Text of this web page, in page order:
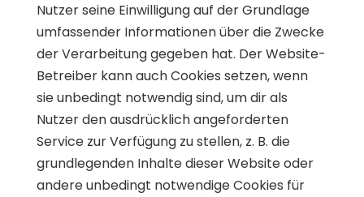
Nutzer seine Einwilligung auf der Grundlage
umfassender Informationen über die Zwecke
der Verarbeitung gegeben hat. Der Website-
Betreiber kann auch Cookies setzen, wenn
sie unbedingt notwendig sind, um dir als
Nutzer den ausdrücklich angeforderten
Service zur Verfügung zu stellen, z. B. die
grundlegenden Inhalte dieser Website oder
andere unbedingt notwendige Cookies für